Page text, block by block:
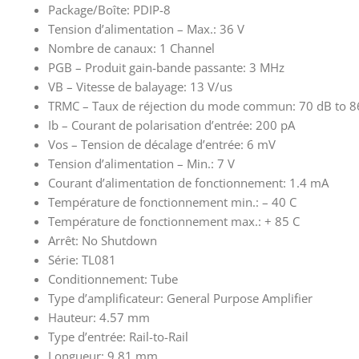
Package/Boîte: PDIP-8
Tension d’alimentation – Max.: 36 V
Nombre de canaux: 1 Channel
PGB – Produit gain-bande passante: 3 MHz
VB – Vitesse de balayage: 13 V/us
TRMC – Taux de réjection du mode commun: 70 dB to
Ib – Courant de polarisation d’entrée: 200 pA
Vos – Tension de décalage d’entrée: 6 mV
Tension d’alimentation – Min.: 7 V
Courant d’alimentation de fonctionnement: 1.4 mA
Température de fonctionnement min.: – 40 C
Température de fonctionnement max.: + 85 C
Arrêt: No Shutdown
Série: TL081
Conditionnement: Tube
Type d’amplificateur: General Purpose Amplifier
Hauteur: 4.57 mm
Type d’entrée: Rail-to-Rail
Longueur: 9.81 mm